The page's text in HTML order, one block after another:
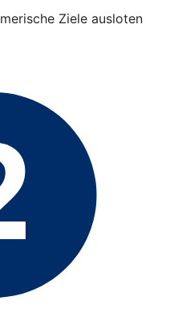
Ziele ausloten